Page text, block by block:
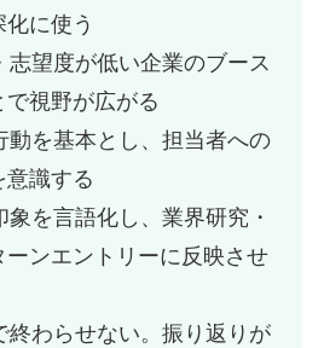
に使う
望度が低い企業のブース
視野が広がる
を基本とし、担当者への
意識する
を言語化し、業界研究・
ンエントリーに反映させ
わらせない。振り返りが